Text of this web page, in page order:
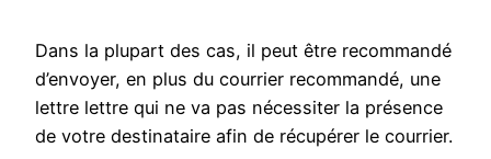
Dans la plupart des cas, il peut être recommandé
d’envoyer, en plus du courrier recommandé, une
lettre lettre qui ne va pas nécessiter la présence
de votre destinataire afin de récupérer le courrier.